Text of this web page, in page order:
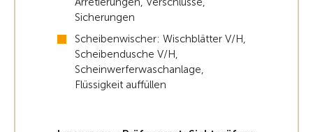
Sicherungen
Scheibenwischer: Wischblätter V/H,
Scheibendusche V/H,
Scheinwerferwaschanlage,
Flüssigkeit auffüllen